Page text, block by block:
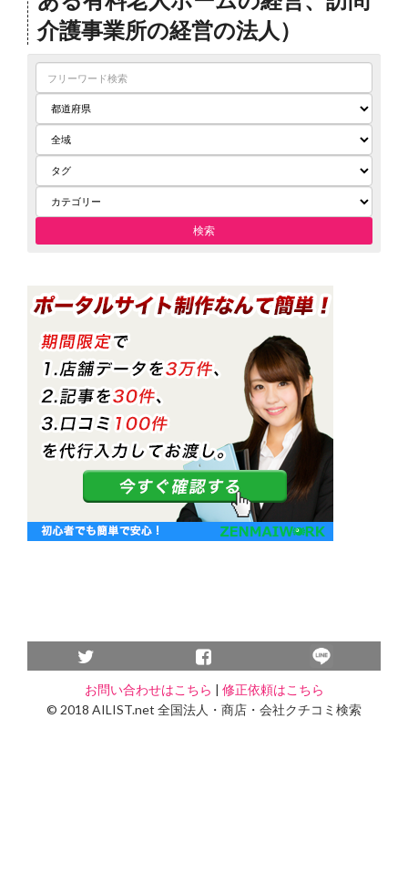
介護事業所の経営の法人）
お問い合わせはこちら | 修正依頼はこちら
© 2018 AILIST.net 全国法人・商店・会社クチコミ検索